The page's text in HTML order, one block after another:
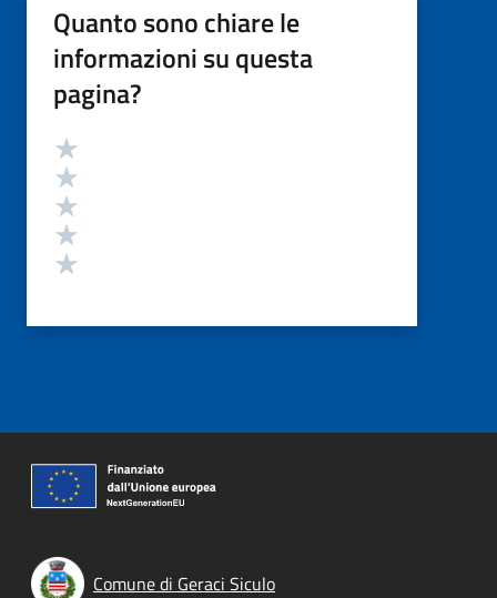
Quanto sono chiare le
informazioni su questa
pagina?
Valutazione
Comune di Geraci Siculo